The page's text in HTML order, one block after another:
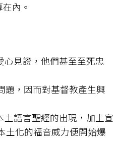
內。
心見證，他們甚至至死忠
題，因而對基督教產生興
語言聖經的出現，加上宣
土化的福音威力便開始爆